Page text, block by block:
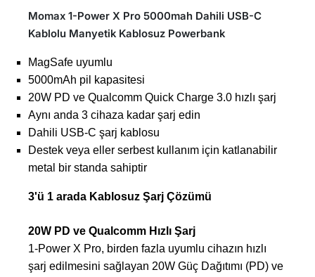
Momax 1-Power X Pro 5000mah Dahili USB-C
Kablolu Manyetik Kablosuz Powerbank
MagSafe uyumlu
5000mAh pil kapasitesi
20W PD ve Qualcomm Quick Charge 3.0 hızlı şarj
Aynı anda 3 cihaza kadar şarj edin
Dahili USB-C şarj kablosu
Destek veya eller serbest kullanım için katlanabilir
metal bir standa sahiptir
3'ü 1 arada Kablosuz Şarj Çözümü
20W PD ve Qualcomm Hızlı Şarj
1-Power X Pro, birden fazla uyumlu cihazın hızlı
şarj edilmesini sağlayan 20W Güç Dağıtımı (PD) ve